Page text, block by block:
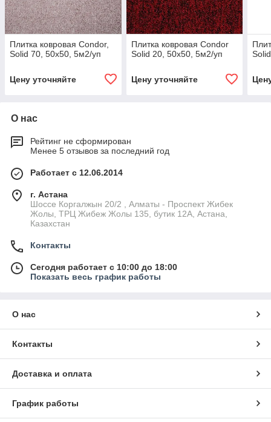
Плитка ковровая Сondor,
Solid 70, 50х50, 5м2/уп
Цену уточняйте
Плитка ковровая Сondor
Solid 20, 50х50, 5м2/уп
Цену уточняйте
О нас
Рейтинг не сформирован
Менее 5 отзывов за последний год
Работает с 12.06.2014
г. Астана
Шоссе Коргалжын 20/2 , Алматы - Проспект Жибек
Жолы, ТРЦ Жибеж Жолы 135, бутик 12А, Астана,
Казахстан
Контакты
Сегодня работает с 10:00 до 18:00
Показать весь график работы
О нас
Контакты
Доставка и оплата
График работы